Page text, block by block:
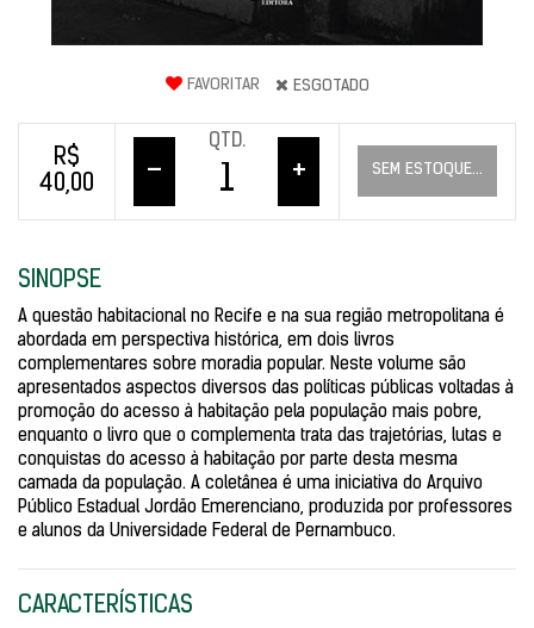
FAVORITAR ESGOTADO
R$
40,00
–
QTD.
+ SEM ESTOQUE...
SINOPSE
A questão habitacional no Recife e na sua região metropolitana é
abordada em perspectiva histórica, em dois livros
complementares sobre moradia popular. Neste volume são
apresentados aspectos diversos das políticas públicas voltadas à
promoção do acesso à habitação pela população mais pobre,
enquanto o livro que o complementa trata das trajetórias, lutas e
conquistas do acesso à habitação por parte desta mesma
camada da população. A coletânea é uma iniciativa do Arquivo
Público Estadual Jordão Emerenciano, produzida por professores
e alunos da Universidade Federal de Pernambuco.
CARACTERÍSTICAS